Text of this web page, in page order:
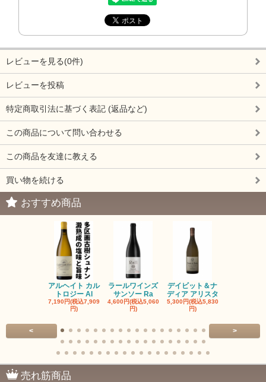
レビューを見る(0件)
レビューを投稿
特定商取引法に基づく表記 (返品など)
この商品について問い合わせる
この商品を友達に教える
買い物を続ける
おすすめ商品
アルヘイト カル
トロジー Al
7,190円(税込7,909
円)
ラールワインズ
サンソー Ra
4,600円(税込5,060
円)
デイビット＆ナ
ディア アリスタ
5,300円(税込5,830
円)
< >
売れ筋商品